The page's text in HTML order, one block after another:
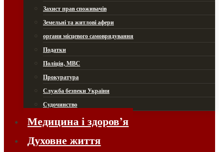
Захист прав споживачів
Земельні та житлові афери
органи місцевого самоврядування
Податки
Поліція, МВС
Прокуратура
Служба безпеки України
Судочинство
Медицина і здоров’я
Духовне життя